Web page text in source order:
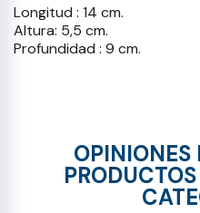
Longitud : 14 cm.
Altura: 5,5 cm.
Profundidad : 9 cm.
OPINIONES